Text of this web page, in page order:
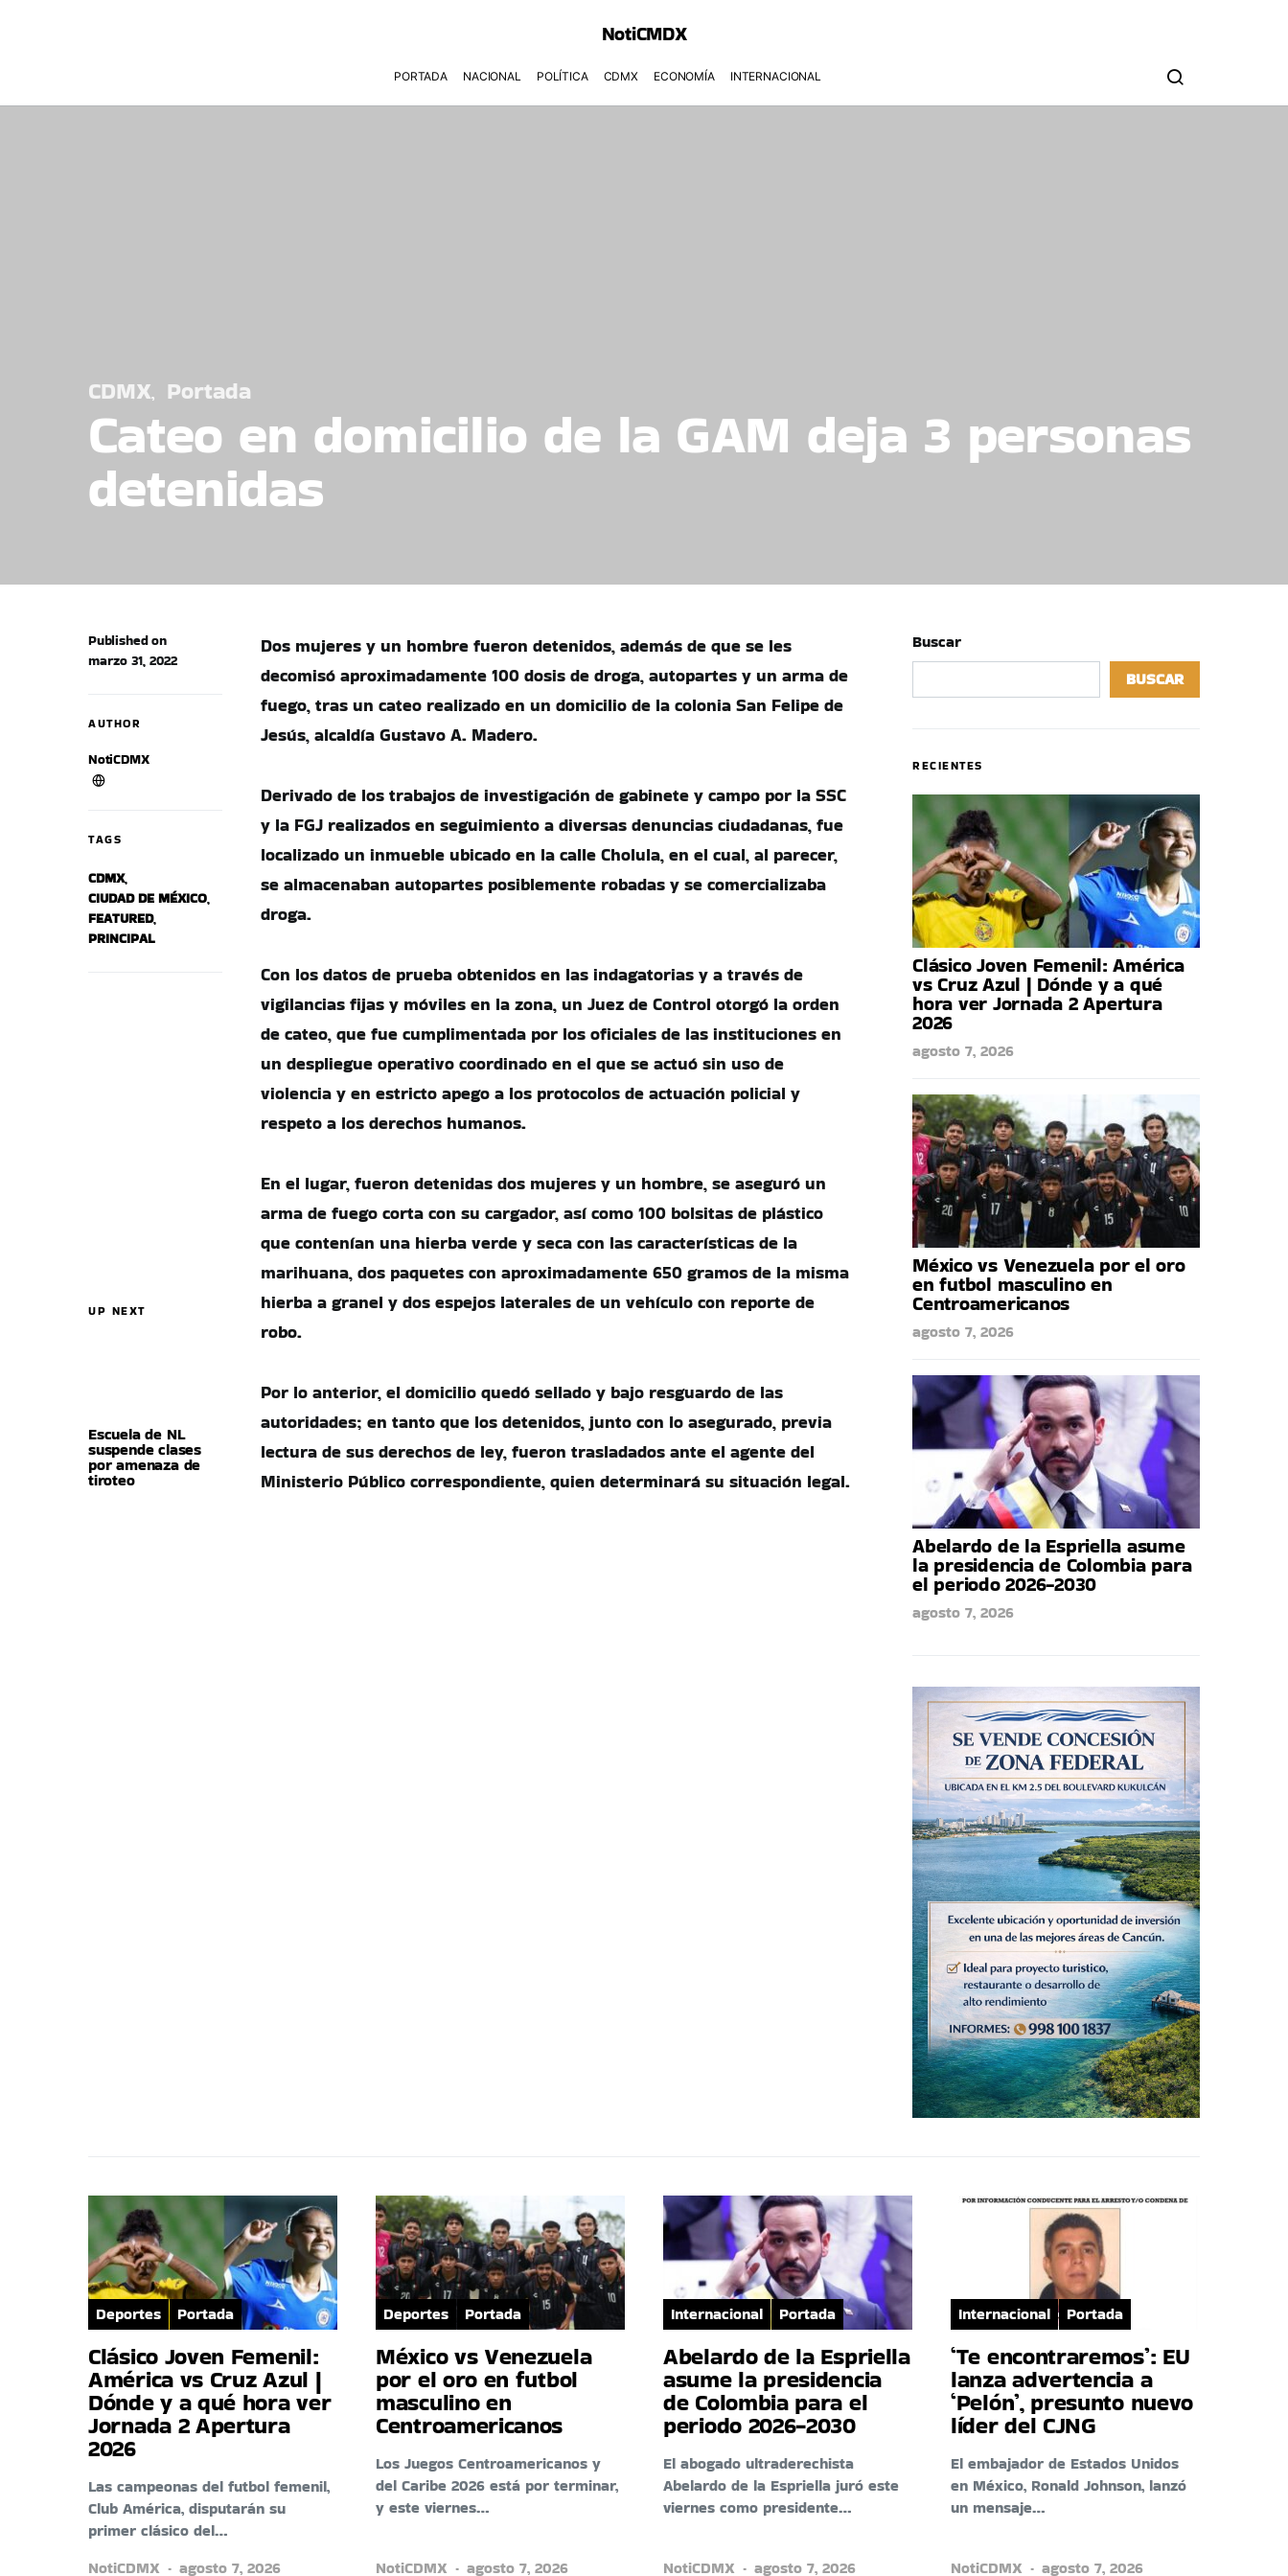
NotiCMDX
PORTADA NACIONAL POLÍTICA CDMX ECONOMÍA INTERNACIONAL
CDMX Portada
Cateo en domicilio de la GAM deja 3 personas
detenidas
UP NEXT
Escuela de NL
suspende clases
por amenaza de
tiroteo
Published on
marzo 31, 2022
AUTHOR
NotiCDMX
TAGS
CDMX,
CIUDAD DE MÉXICO,
FEATURED,
PRINCIPAL
Dos mujeres y un hombre fueron detenidos, además de que se les
decomisó aproximadamente 100 dosis de droga, autopartes y un arma de
fuego, tras un cateo realizado en un domicilio de la colonia San Felipe de
Jesús, alcaldía Gustavo A. Madero.
Derivado de los trabajos de investigación de gabinete y campo por la SSC
y la FGJ realizados en seguimiento a diversas denuncias ciudadanas, fue
localizado un inmueble ubicado en la calle Cholula, en el cual, al parecer,
se almacenaban autopartes posiblemente robadas y se comercializaba
droga.
Con los datos de prueba obtenidos en las indagatorias y a través de
vigilancias fijas y móviles en la zona, un Juez de Control otorgó la orden
de cateo, que fue cumplimentada por los oficiales de las instituciones en
un despliegue operativo coordinado en el que se actuó sin uso de
violencia y en estricto apego a los protocolos de actuación policial y
respeto a los derechos humanos.
En el lugar, fueron detenidas dos mujeres y un hombre, se aseguró un
arma de fuego corta con su cargador, así como 100 bolsitas de plástico
que contenían una hierba verde y seca con las características de la
marihuana, dos paquetes con aproximadamente 650 gramos de la misma
hierba a granel y dos espejos laterales de un vehículo con reporte de
robo.
Por lo anterior, el domicilio quedó sellado y bajo resguardo de las
autoridades; en tanto que los detenidos, junto con lo asegurado, previa
lectura de sus derechos de ley, fueron trasladados ante el agente del
Ministerio Público correspondiente, quien determinará su situación legal.
Buscar
BUSCAR
RECIENTES
Clásico Joven Femenil: América
vs Cruz Azul | Dónde y a qué
hora ver Jornada 2 Apertura
2026
agosto 7, 2026
México vs Venezuela por el oro
en futbol masculino en
Centroamericanos
agosto 7, 2026
Abelardo de la Espriella asume
la presidencia de Colombia para
el periodo 2026-2030
agosto 7, 2026
Deportes Portada
Clásico Joven Femenil:
América vs Cruz Azul |
Dónde y a qué hora ver
Jornada 2 Apertura
2026
Las campeonas del futbol femenil,
Club América, disputarán su
primer clásico del…
NotiCDMX
agosto 7, 2026
Deportes Portada
México vs Venezuela
por el oro en futbol
masculino en
Centroamericanos
Los Juegos Centroamericanos y
del Caribe 2026 está por terminar,
y este viernes…
NotiCDMX agosto 7, 2026
Internacional Portada
Abelardo de la Espriella
asume la presidencia
de Colombia para el
periodo 2026-2030
El abogado ultraderechista
Abelardo de la Espriella juró este
viernes como presidente…
NotiCDMX agosto 7, 2026
Internacional Portada
‘Te encontraremos’: EU
lanza advertencia a
‘Pelón’, presunto nuevo
líder del CJNG
El embajador de Estados Unidos
en México, Ronald Johnson, lanzó
un mensaje…
NotiCDMX agosto 7, 2026